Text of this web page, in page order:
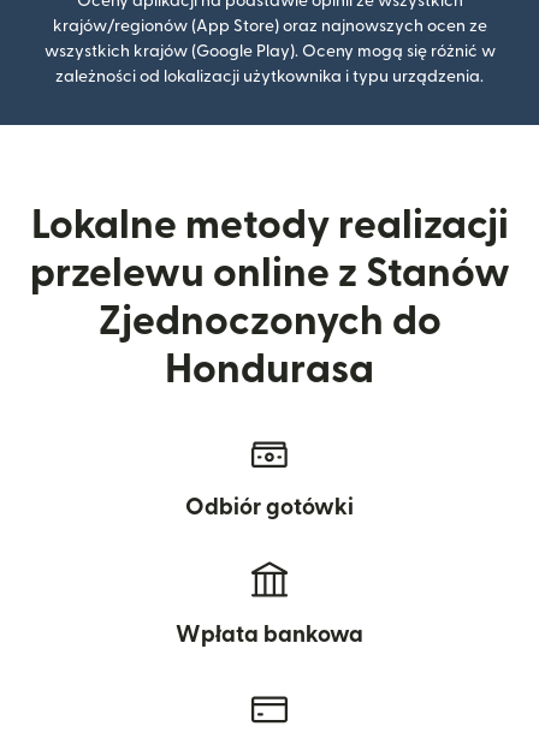
krajów/regionów (App Store) oraz najnowszych ocen ze
wszystkich krajów (Google Play). Oceny mogą się różnić w
zależności od lokalizacji użytkownika i typu urządzenia.
Lokalne metody realizacji
przelewu online z Stanów
Zjednoczonych do
Hondurasa
Odbiór gotówki
Wpłata bankowa